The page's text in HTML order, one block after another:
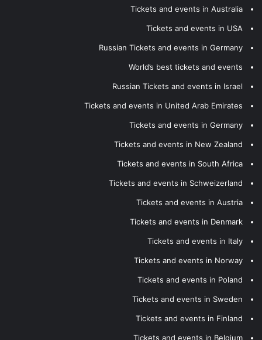
Tickets and events in Australia
Tickets and events in USA
Russian Tickets and events in Germany
World’s best tickets and events
Russian Tickets and events in Israel
Tickets and events in United Arab Emirates
Tickets and events in Germany
Tickets and events in New Zealand
Tickets and events in South Africa
Tickets and events in Schweizerland
Tickets and events in Austria
Tickets and events in Denmark
Tickets and events in Italy
Tickets and events in Norway
Tickets and events in Poland
Tickets and events in Sweden
Tickets and events in Finland
Tickets and events in Belgium